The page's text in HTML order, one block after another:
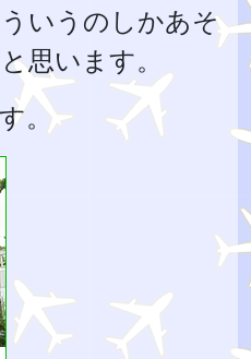
いうのしかあそ
思います。
。